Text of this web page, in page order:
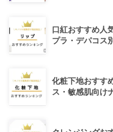
口紅おすすめ人
プラ・デパコス
化粧下地おすす
ス・敏感肌向け